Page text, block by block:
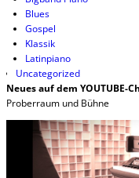
Blues
Gospel
Klassik
Latinpiano
Uncategorized
Neues auf dem YOUTUBE-
Proberraum und Bühne